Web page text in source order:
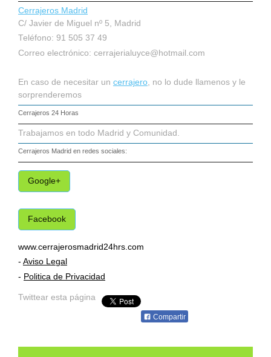
Cerrajeros Madrid
C/ Javier de Miguel nº 5, Madrid
Teléfono: 91 505 37 49
Correo electrónico: cerrajerialuyce@hotmail.com
En caso de necesitar un cerrajero, no lo dude llamenos y le
sorprenderemos
Cerrajeros 24 Horas
Trabajamos en todo Madrid y Comunidad.
Cerrajeros Madrid en redes sociales:
Google+
Facebook
www.cerrajerosmadrid24hrs.com
- Aviso Legal
- Politica de Privacidad
Twittear esta página
Compartir